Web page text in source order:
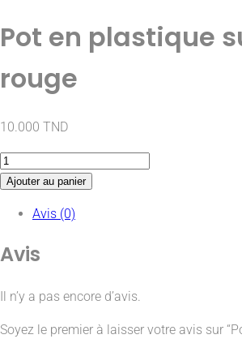
Pot en plastique
rouge
10.000 TND
Ajouter au panier
Avis (0)
Avis
Il n’y a pas encore d’avis.
Soyez le premier à laisser votre avis sur